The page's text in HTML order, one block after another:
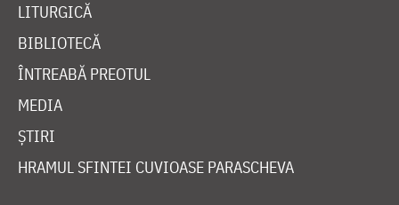
LITURGICĂ
BIBLIOTECĂ
ÎNTREABĂ PREOTUL
MEDIA
ȘTIRI
HRAMUL SFINTEI CUVIOASE PARASCHEVA